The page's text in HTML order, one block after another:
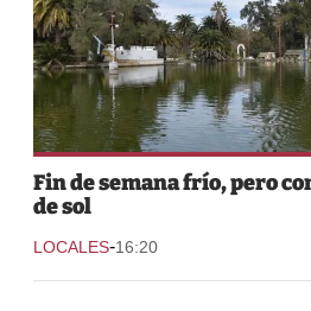
Fin de semana frío, pero
de sol
LOCALES-16:20